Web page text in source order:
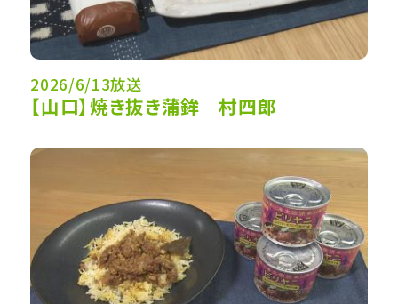
2026/6/13放送
【山口】焼き抜き蒲鉾 村四郎